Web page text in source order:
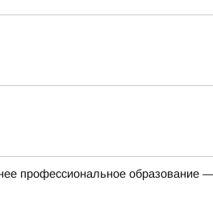
профессиональное образование